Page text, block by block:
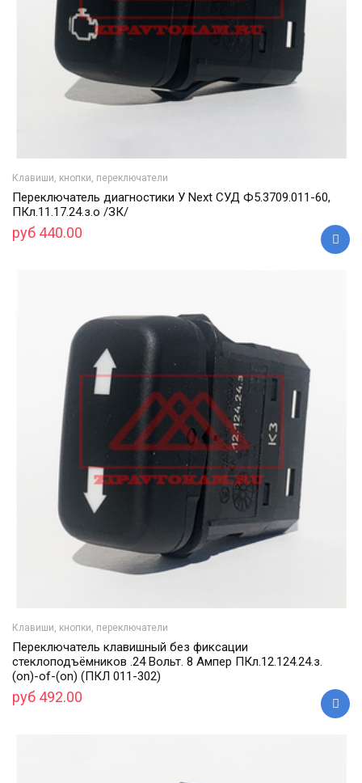
Клавиши, кнопки, переключатели
Переключатель диагностики У Next СУД Ф5.3709.011-60,
ПКл.11.17.24.з.о /ЗК/
руб 440.00
Клавиши, кнопки, переключатели
Переключатель клавишный без фиксации
стеклоподъёмников .24 Вольт. 8 Ампер ПКл.12.124.24.з.
(on)-of-(on) (ПКЛ 011-302)
руб 492.00